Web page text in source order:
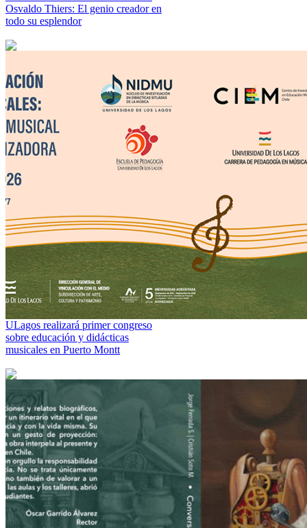
Osvaldo Thiers: El genio creador en
todo su esplendor
ULagos realizará primer congreso
sobre educación y didácticas
musicales en Puerto Montt